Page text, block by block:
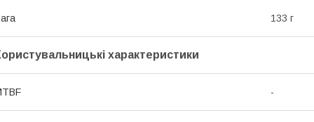
133 г
характеристики
-